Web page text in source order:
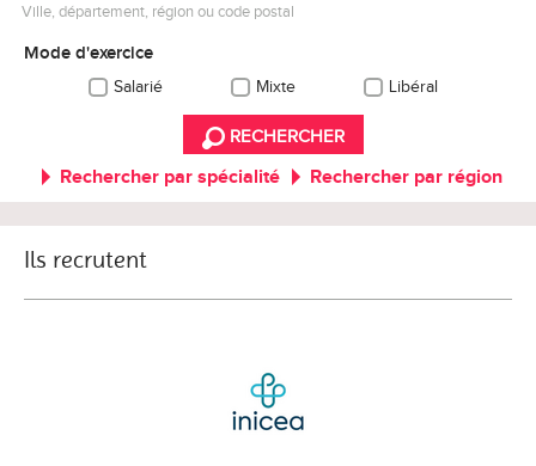
Ville, département, région ou code postal
Mode d'exercice
Salarié Mixte Libéral
RECHERCHER
Rechercher par spécialité Rechercher par région
Ils recrutent